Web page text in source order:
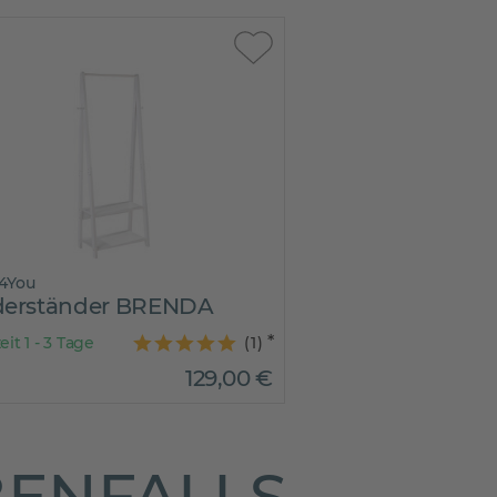
BRENDA
1 - 3 Tage (1)
129,00€